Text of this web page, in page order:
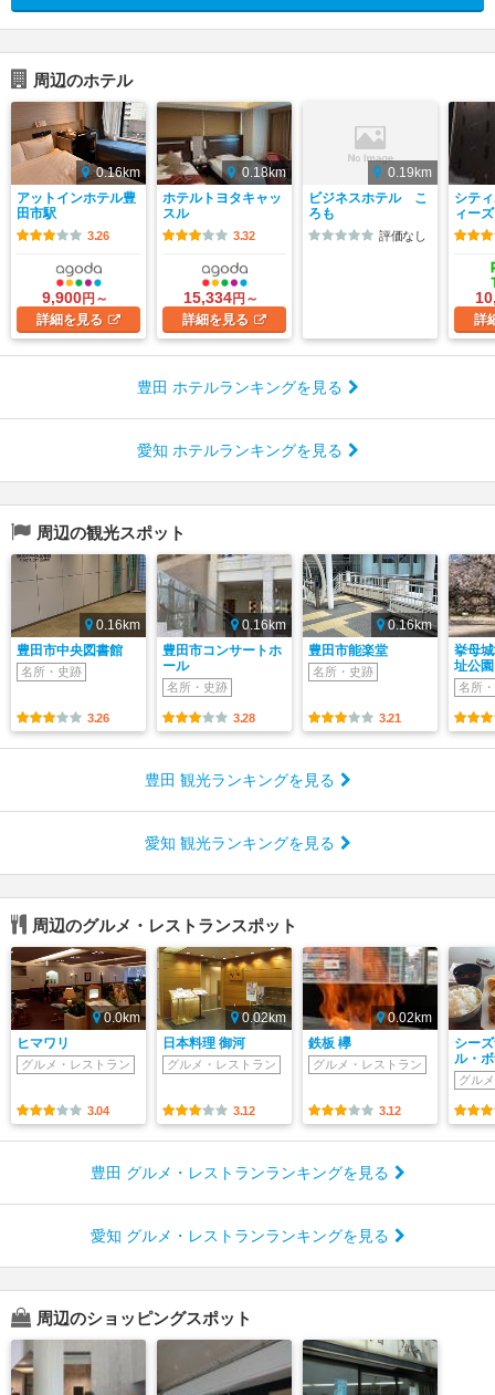
周辺のホテル
0.16km
アットインホテル豊
田市駅
3.26
9,900円～
詳細を見る
0.18km
ホテルトヨタキャッ
スル
3.32
15,334円～
詳細を見る
0.19km
ビジネスホテル こ
ろも
評価なし
シテ
ィーズ
詳
豊田 ホテルランキングを見る
愛知 ホテルランキングを見る
周辺の観光スポット
0.16km
豊田市中央図書館
名所・史跡
3.26
0.16km
豊田市コンサートホ
ール
名所・史跡
3.28
0.16km
豊田市能楽堂
名所・史跡
3.21
挙母
址公園
名所
豊田 観光ランキングを見る
愛知 観光ランキングを見る
周辺のグルメ・レストランスポット
0.0km
ヒマワリ
グルメ・レストラン
3.04
0.02km
日本料理 御河
グルメ・レストラン
3.12
0.02km
鉄板 欅
グルメ・レストラン
3.12
シー
ル・
グル
豊田 グルメ・レストランランキングを見る
愛知 グルメ・レストランランキングを見る
周辺のショッピングスポット